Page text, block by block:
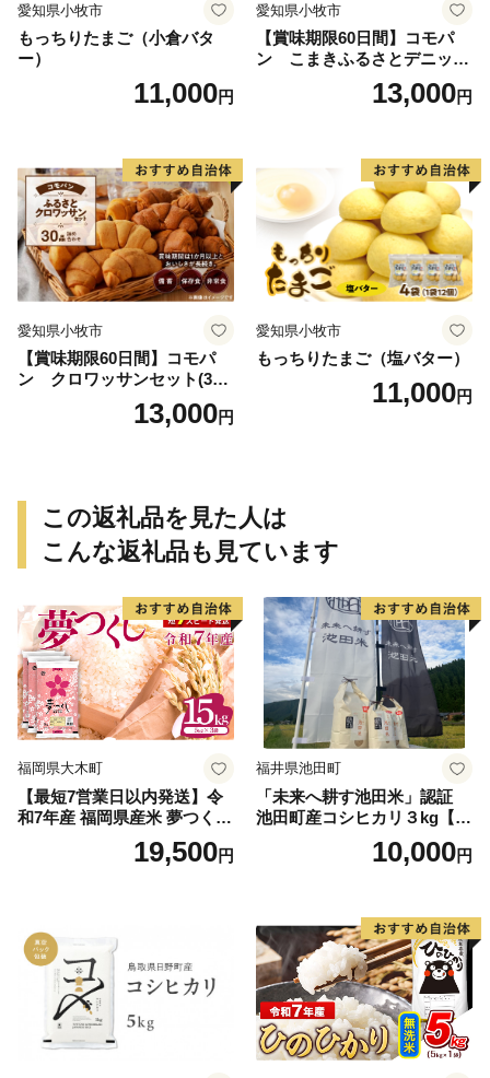
愛知県小牧市
もっちりたまご（小倉バタ
ー）
11,000円
愛知県小牧市
【賞味期限60日間】コモパ
ン こまきふるさとデニッシ
ュセット（20個入り）／災害
用備蓄 保存食 非常食 防災グ
13,000円
愛知県小牧市
【賞味期限60日間】コモパ
ン クロワッサンセット(30
個入り)／災害用備蓄 保存食
非常食 防災グッズにも
13,000円
愛知県小牧市
もっちりたまご（塩バター）
11,000円
この返礼品を見た人は
こんな返礼品も見ています
福岡県大木町
【最短7営業日以内発送】令
和7年産 福岡県産米 夢つくし
15kg 精米 ※北海道・沖縄・
19,500円
福井県池田町
「未来へ耕す池田米」認証
池田町産コシヒカリ３kg【お
1人様につき３セットまで】
10,000円